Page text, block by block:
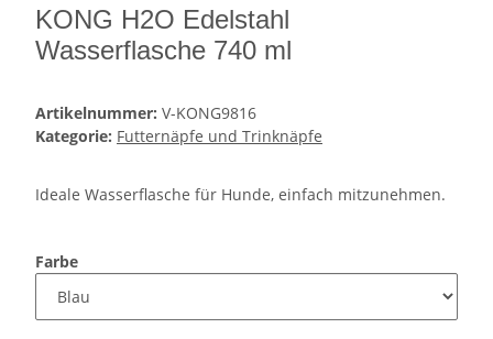
KONG H2O Edelstahl
Wasserflasche 740 ml
Artikelnummer: V-KONG9816
Kategorie: Futternäpfe und Trinknäpfe
Ideale Wasserflasche für Hunde, einfach mitzunehmen.
Farbe